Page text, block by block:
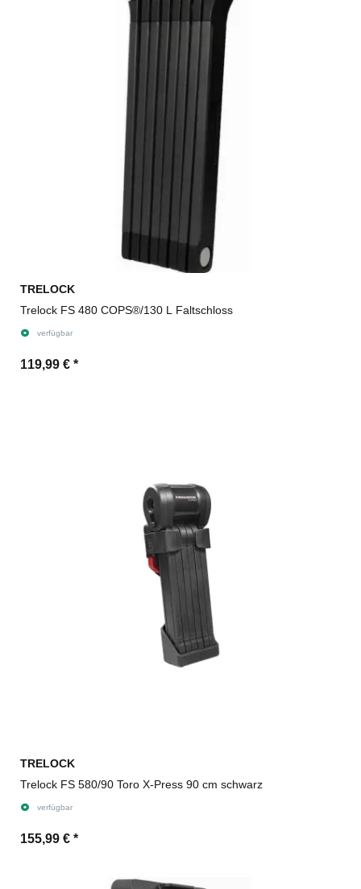
TRELOCK
Trelock FS 480 COPS®/130 L Faltschloss
verfügbar
119,99 € *
TRELOCK
Trelock FS 580/90 Toro X-Press 90 cm schwarz
verfügbar
155,99 € *